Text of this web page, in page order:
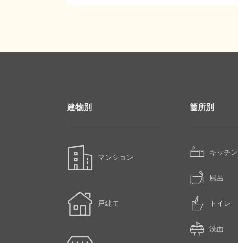
建物別
マンション
戸建て
箇所別
キッチン
風呂
トイレ
洗面